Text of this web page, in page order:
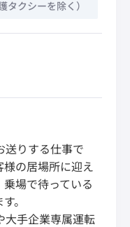
タクシーを除く）
送りする仕事で
様の居場所に迎え
場で待っている
。
大手企業専属運転